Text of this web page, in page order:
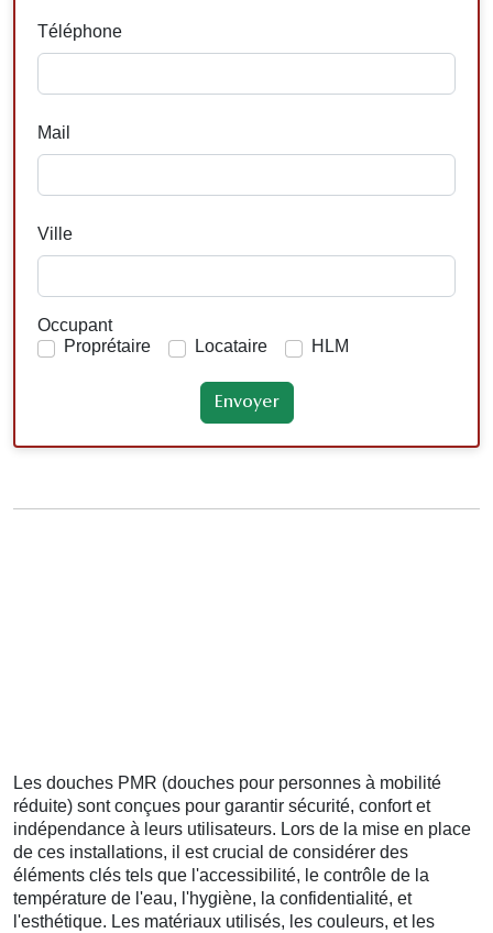
Téléphone
Mail
Ville
Occupant
Proprétaire
Locataire HLM
Les douches PMR (douches pour personnes à mobilité
réduite) sont conçues pour garantir sécurité, confort et
indépendance à leurs utilisateurs. Lors de la mise en place
de ces installations, il est crucial de considérer des
éléments clés tels que l'accessibilité, le contrôle de la
température de l'eau, l'hygiène, la confidentialité, et
l'esthétique. Les matériaux utilisés, les couleurs, et les